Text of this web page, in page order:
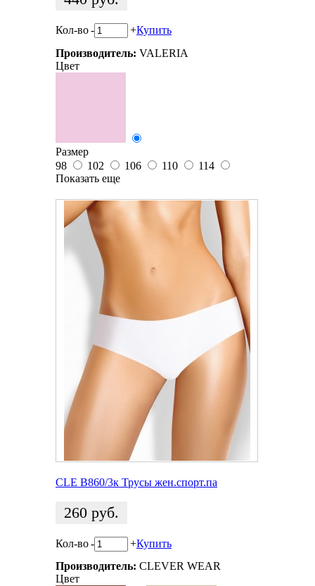
Кол-во- +Купить
Производитель: VALERIA
Цвет
Размер
98
102 106 110
114
Показать еще
CLE B860/3к Трусы жен.спорт.па
260 руб.
Кол-во- +Купить
Производитель: CLEVER WEAR
Цвет